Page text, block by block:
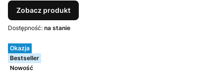
Zobacz produkt
Dostępność: na stanie
Okazja
Bestseller
Nowość